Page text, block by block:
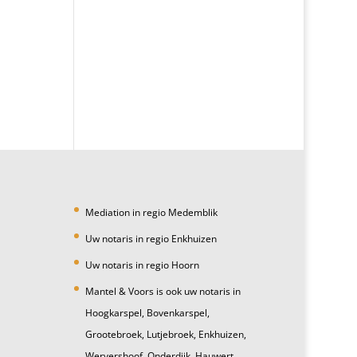
Mediation in regio Medemblik
Uw notaris in regio Enkhuizen
Uw notaris in regio Hoorn
Mantel & Voors is ook uw notaris in
Hoogkarspel, Bovenkarspel,
Grootebroek, Lutjebroek, Enkhuizen,